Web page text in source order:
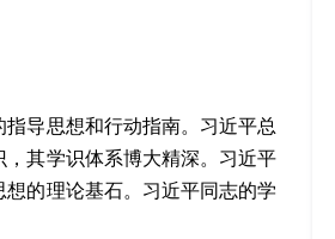
导思想和行动指南。习近平总
其学识体系博大精深。习近平
的理论基石。习近平同志的学